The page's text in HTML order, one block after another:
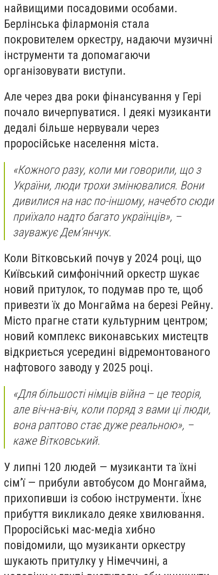
найвищими посадовими особами.
Берлінська філармонія стала
покровителем оркестру, надаючи музичні
інструменти та допомагаючи
організовувати виступи.
Але через два роки фінансування у Гері
почало вичерпуватися. І деякі музиканти
дедалі більше нервували через
проросійське населення міста.
«Кожного разу, коли ми говорили, що з
України, люди трохи змінювалися. Вони
дивилися на нас по-іншому, начебто сюди
приїхало надто багато українців», –
зауважує Дем’янчук.
Коли Вітковський почув у 2024 році, що
Київський симфонічний оркестр шукає
новий притулок, то подумав про те, щоб
привезти їх до Монгайма на березі Рейну.
Місто прагне стати культурним центром;
новий комплекс виконавських мистецтв
відкриється усередині відремонтованого
нафтового заводу у 2025 році.
«Для більшості німців війна – це теорія,
але віч-на-віч, коли поряд з вами ці люди,
вона раптово стає дуже реальною», –
каже Вітковський.
У липні 120 людей — музиканти та їхні
сім’ї — прибули автобусом до Монгайма,
прихопивши із собою інструменти. Їхнє
прибуття викликало деяке хвилювання.
Проросійські мас-медіа хибно
повідомили, що музиканти оркестру
шукають притулку у Німеччині, а